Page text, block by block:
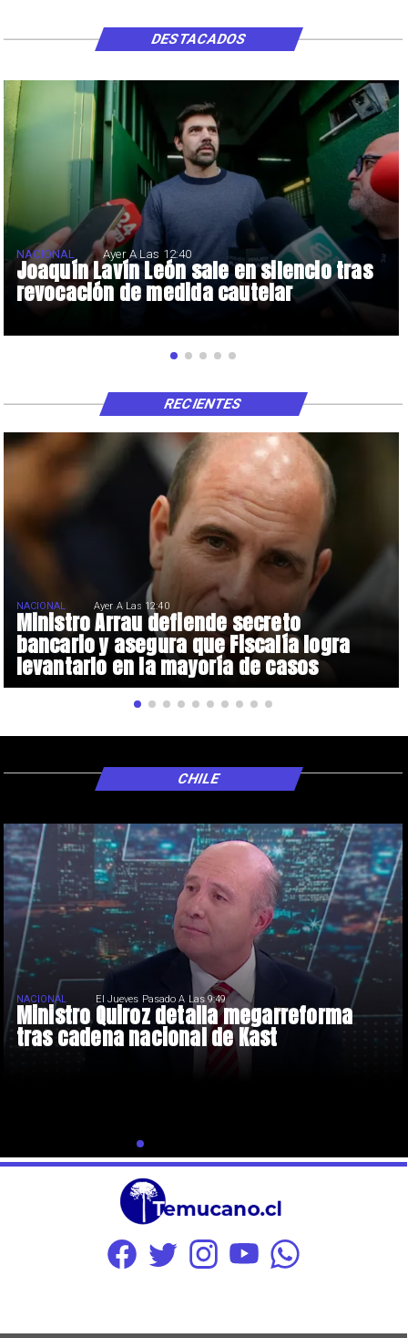
Joaquín Lavín León sale en silencio tras
revocación de medida cautelar
NACIONAL Ayer A Las 12:40
DESTACADOS
Ministro Arrau defiende secreto
bancario y asegura que Fiscalía logra
levantarlo en la mayoría de casos
NACIONAL Ayer A Las 12:40
RECIENTES
Ministro Quiroz detalla megarreforma
tras cadena nacional de Kast
NACIONAL El Jueves Pasado A Las 9:49
CHILE